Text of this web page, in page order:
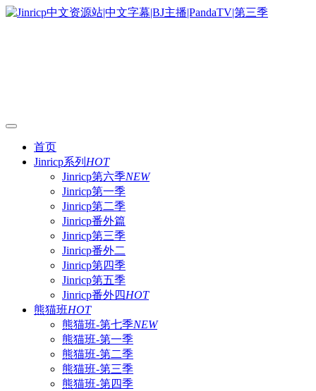
首页
Jinricp系列 HOT
Jinricp第六季NEW
Jinricp第一季
Jinricp第二季
Jinricp番外篇
Jinricp第三季
Jinricp番外二
Jinricp第四季
Jinricp第五季
Jinricp番外四HOT
熊猫班HOT
熊猫班-第七季NEW
熊猫班-第一季
熊猫班-第二季
熊猫班-第三季
熊猫班-第四季